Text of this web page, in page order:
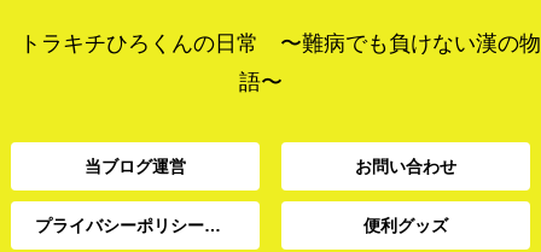
トラキチひろくんの日常 〜難病でも負けない漢の物
語〜
当ブログ運営 お問い合わせ
プライバシーポリシー、免責事項 便利グッズ